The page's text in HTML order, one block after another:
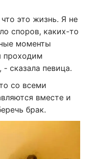
это жизнь. Я не
споров, каких-то
моменты
сказала певица.
со всеми
вместе и
брак.